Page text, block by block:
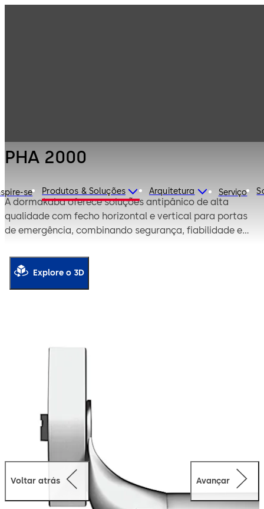
se Produtos & Soluções Arquitetura Serviço
PHA 2000
A dormakaba oferece soluções antipânico de alta
qualidade com fecho horizontal e vertical para portas
de emergência, combinando segurança, fiabilidade e
Voltar atrás Avançar
Explore o 3D